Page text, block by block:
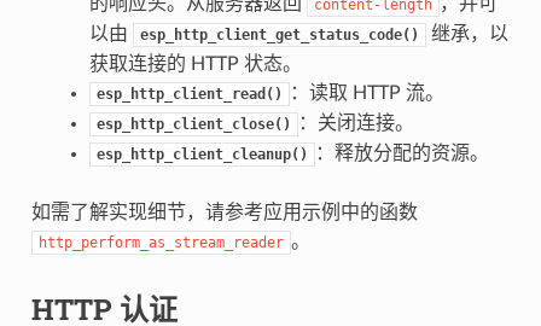
content-length
以由
esp_http_client_get_status_code()
继承，以
获取连接的 HTTP 状态。
esp_http_client_read() ：读取 HTTP 流。
esp_http_client_close() ：关闭连接。
esp_http_client_cleanup() ：释放分配的资源。
如需了解实现细节，请参考应用示例中的函数
http_perform_as_stream_reader 。
HTTP 认证